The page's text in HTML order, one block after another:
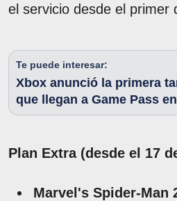
el servicio desde el primer
Te puede interesar:
Xbox anunció la primera
que llegan a Game Pass
Plan Extra (desde el 17
Marvel's Spider-Man